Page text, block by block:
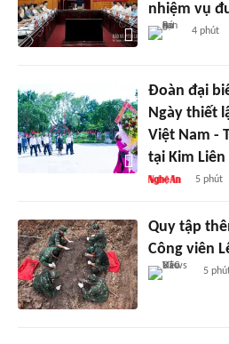
nhiệm vụ
4 phút
Đoàn đại
Ngày thiết
Việt Nam -
tại Kim Liên
5 phút
Quy tập
Công viên
5